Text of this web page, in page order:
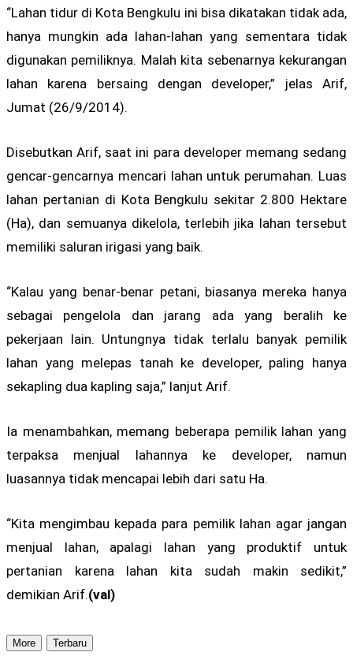
“Lahan tidur di Kota Bengkulu ini bisa dikatakan tidak ada,
hanya mungkin ada lahan-lahan yang sementara tidak
digunakan pemiliknya. Malah kita sebenarnya kekurangan
lahan karena bersaing dengan developer,” jelas Arif,
Jumat (26/9/2014).
Disebutkan Arif, saat ini para developer memang sedang
gencar-gencarnya mencari lahan untuk perumahan. Luas
lahan pertanian di Kota Bengkulu sekitar 2.800 Hektare
(Ha), dan semuanya dikelola, terlebih jika lahan tersebut
memiliki saluran irigasi yang baik.
“Kalau yang benar-benar petani, biasanya mereka hanya
sebagai pengelola dan jarang ada yang beralih ke
pekerjaan lain. Untungnya tidak terlalu banyak pemilik
lahan yang melepas tanah ke developer, paling hanya
sekapling dua kapling saja,” lanjut Arif.
Ia menambahkan, memang beberapa pemilik lahan yang
terpaksa menjual lahannya ke developer, namun
luasannya tidak mencapai lebih dari satu Ha.
“Kita mengimbau kepada para pemilik lahan agar jangan
menjual lahan, apalagi lahan yang produktif untuk
pertanian karena lahan kita sudah makin sedikit,”
demikian Arif.(val)
More Terbaru